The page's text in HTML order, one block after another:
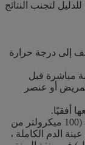
لتجنب النتائج
إلى درجة حرارة
مباشرة قبل
أو عنصر
أفقيًا.
باستخدام ماصة نقل العينة ، قم بتسليم عينة (100 ميكرولتر من
ميكرولتر من عينة الدم الكاملة ،